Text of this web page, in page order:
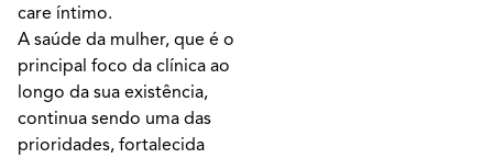
care íntimo.
A saúde da mulher, que é o
principal foco da clínica ao
longo da sua existência,
continua sendo uma das
prioridades, fortalecida